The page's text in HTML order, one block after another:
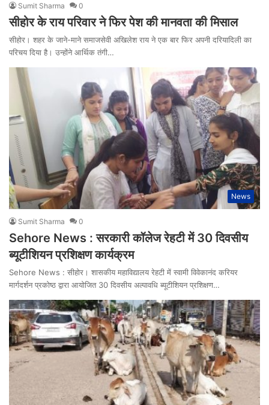
Sumit Sharma 0
सीहोर के राय परिवार ने फिर पेश की मानवता की मिसाल
सीहोर। शहर के जाने-माने समाजसेवी अखिलेश राय ने एक बार फिर अपनी दरियादिली का
परिचय दिया है। उन्होंने आर्थिक तंगी…
News
Sumit Sharma 0
Sehore News : सरकारी कॉलेज रेहटी में 30 दिवसीय
ब्यूटीशियन प्रशिक्षण कार्यक्रम
Sehore News : सीहोर। शासकीय महाविद्यालय रेहटी में स्वामी विवेकानंद करियर
मार्गदर्शन प्रकोष्ठ द्वारा आयोजित 30 दिवसीय अल्पावधि ब्यूटीशियन प्रशिक्षण…